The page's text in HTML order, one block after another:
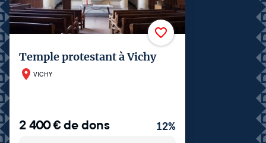
Temple protestant à Vichy
VICHY
2 400€de dons 12%